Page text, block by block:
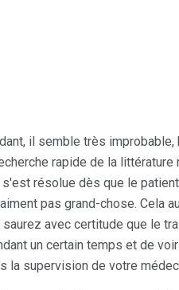
il semble très
rapide de la
résolue dès que le
pas grand-chose. Cela
avec certitude que le
un certain temps et de
la supervision de votre